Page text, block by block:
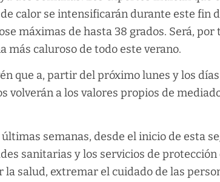
calor se intensificarán durante este fin
máximas de hasta 38 grados. Será, por
más caluroso de todo este verano.
que a, partir del próximo lunes y los
volverán a los valores propios de
semanas, desde el inicio de esta
sanitarias y los servicios de
salud, extremar el cuidado de las